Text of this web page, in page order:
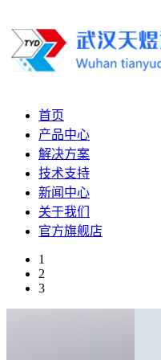
首页
产品中心
解决方案
技术支持
新闻中心
关于我们
官方旗舰店
1
2
3